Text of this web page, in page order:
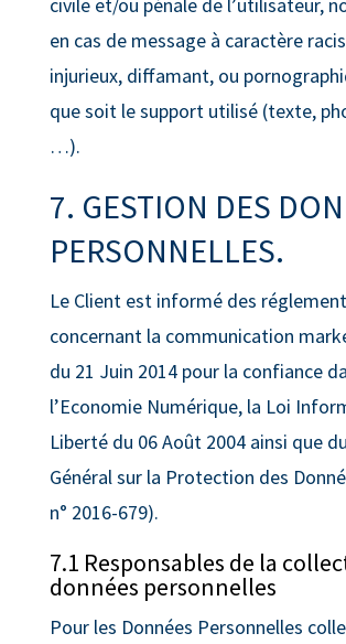
en cas de message à caractère
injurieux, diffamant, ou
que soit le support utilisé (texte,
…).
7. GESTION DES
PERSONNELLES.
Le Client est informé des
concernant la communication
du 21 Juin 2014 pour la confiance
l’Economie Numérique, la Loi
Liberté du 06 Août 2004 ainsi que
Général sur la Protection des
n° 2016-679).
7.1 Responsables de la
données personnelles
Pour les Données Personnelles